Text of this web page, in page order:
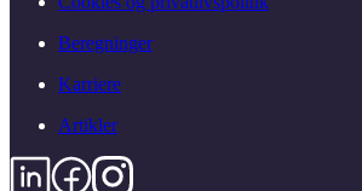
Beregninger
Karriere
Artikler